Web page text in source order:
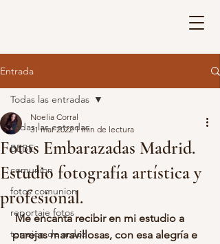
Entrada
Todas las entradas
BEBE
comunion
fotos comunion
reportaje fotos
torrejon de ardoz
Todas las entradas
Fotos Embarazadas Madrid.
Estudio fotografía artística y
profesional.
Noelia Corral
31 mar 2022 1 min de lectura
Me encanta recibir en mi estudio a
parejas maravillosas, con esa alegría e